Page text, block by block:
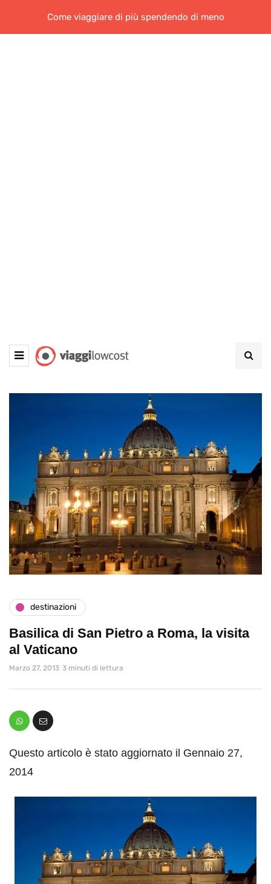
Come viaggiare di più spendendo di meno
destinazioni
Basilica di San Pietro a Roma, la visita
al Vaticano
Marzo 27, 2013 3 minuti di lettura
Questo articolo è stato aggiornato il Gennaio 27,
2014